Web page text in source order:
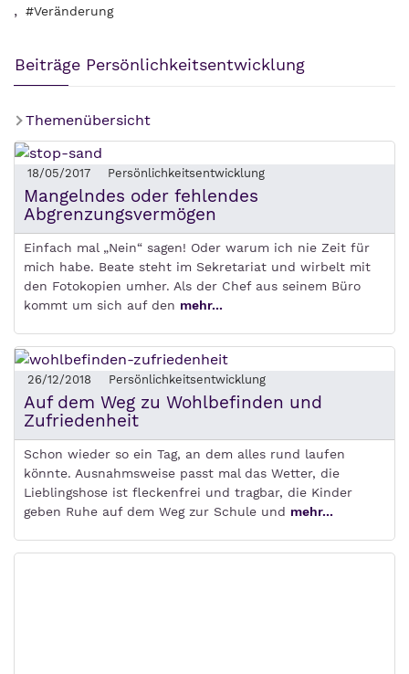
, #Veränderung
Beiträge Persönlichkeitsentwicklung
Themenübersicht
18/05/2017 Persönlichkeitsentwicklung
Mangelndes oder fehlendes
Abgrenzungsvermögen
Einfach mal „Nein“ sagen! Oder warum ich nie Zeit für
mich habe. Beate steht im Sekretariat und wirbelt mit
den Fotokopien umher. Als der Chef aus seinem Büro
kommt um sich auf den mehr...
26/12/2018 Persönlichkeitsentwicklung
Auf dem Weg zu Wohlbefinden und
Zufriedenheit
Schon wieder so ein Tag, an dem alles rund laufen
könnte. Ausnahmsweise passt mal das Wetter, die
Lieblingshose ist fleckenfrei und tragbar, die Kinder
geben Ruhe auf dem Weg zur Schule und mehr...